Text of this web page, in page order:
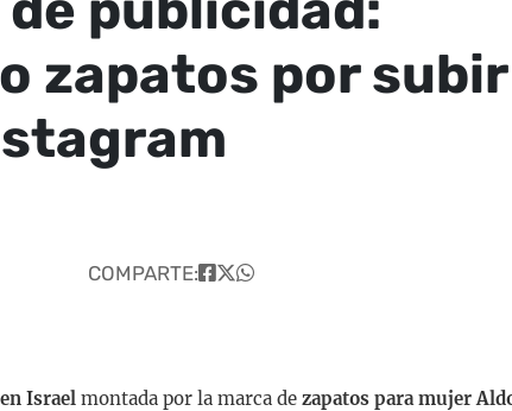
zapatos por subir
COMPARTE:
Israel montada por la marca de zapatos para mujer